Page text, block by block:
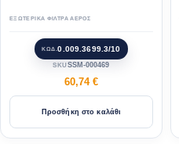
ΕΞΩΤΕΡΙΚΑ ΦΙΛΤΡΑ ΑΕΡΟΣ
ΚΩΔ.0.009.3699.3/10
SKUSSM-000469
60,74 €
Προσθήκη στο καλάθι